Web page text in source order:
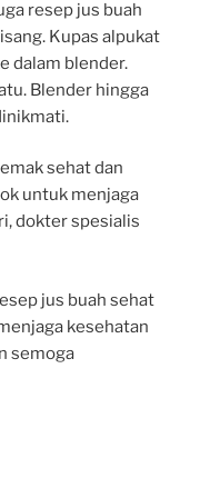
resep jus buah
Kupas alpukat
dalam blender.
Blender hingga
sehat dan
untuk menjaga
dokter spesialis
jus buah sehat
kesehatan
semoga